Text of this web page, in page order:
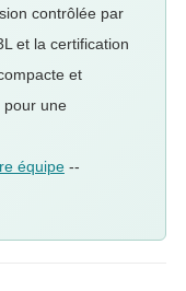
contrôlée par
et la certification
et
pour une
équipe--